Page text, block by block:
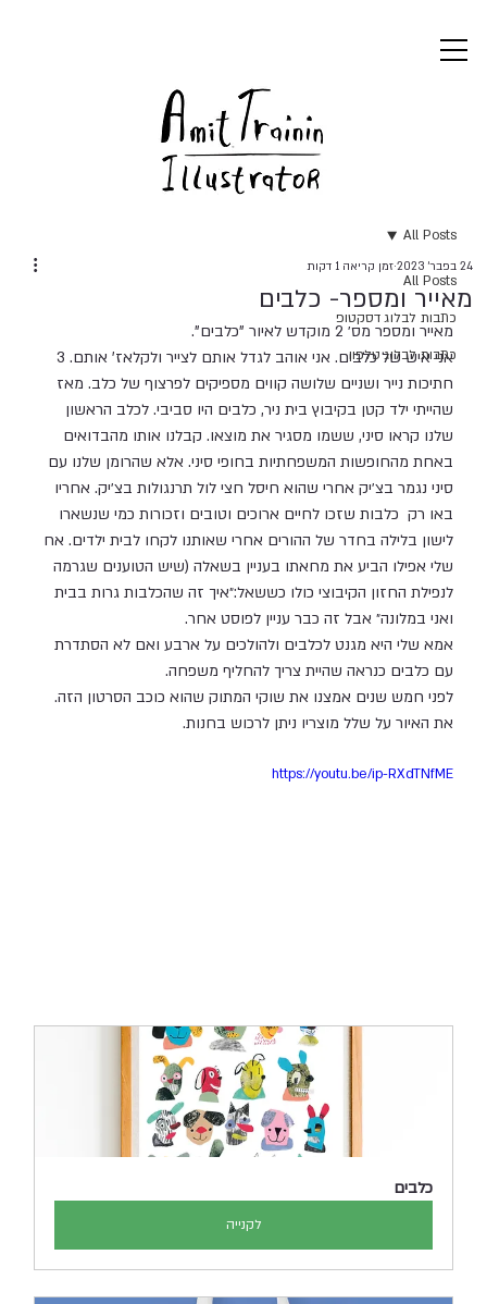
All Posts
כתבות לבלוג דסקטופ
כתבות לבלוג טלפון
All Posts
מאייר ומספר- כלבים
24 בפבר׳ 2023 זמן קריאה 1 דקות
מאייר ומספר מס׳ 2 מוקדש לאיור "כלבים".
חתיכות נייר ושניים שלושה קווים מספיקים לפרצוף של כלב. מאז
שהייתי ילד קטן בקיבוץ בית ניר, כלבים היו סביבי. לכלב הראשון
שלנו קראו סיני, ששמו מסגיר את מוצאו. קבלנו אותו מהבדואים
באחת מהחופשות המשפחתיות בחופי סיני. אלא שהרומן שלנו עם
סיני נגמר בצ׳יק אחרי שהוא חיסל חצי לול תרנגולות בצ׳יק. אחריו
באו רק  כלבות שזכו לחיים ארוכים וטובים וזכורות כמי שנשארו
לישון בלילה בחדר של ההורים אחרי שאותנו לקחו לבית ילדים. אח
שלי אפילו הביע את מחאתו בעניין בשאלה (שיש הטוענים שגרמה
לנפילת החזון הקיבוצי כולו כששאל:״איך זה שהכלבות גרות בבית
ואני במלונה״ אבל זה כבר עניין לפוסט אחר.
אמא שלי היא מגנט לכלבים ולהולכים על ארבע ואם לא הסתדרת
עם כלבים כנראה שהיית צריך להחליף משפחה.
לפני חמש שנים אמצנו את שוקי המתוק שהוא כוכב הסרטון הזה.
את האיור על שלל מוצריו ניתן לרכוש בחנות.
https://youtu.be/ip-RXdTNfME
כלבים
לקנייה